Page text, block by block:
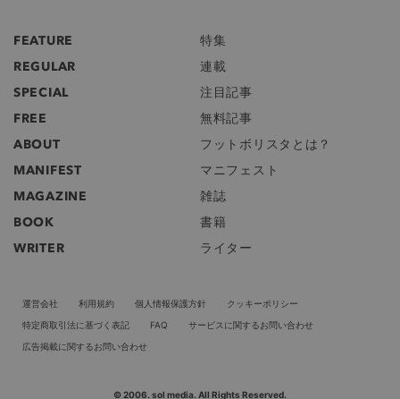
FEATURE
特集
REGULAR
連載
SPECIAL
注目記事
FREE
無料記事
ABOUT
フットボリスタとは？
MANIFEST
マニフェスト
MAGAZINE
雑誌
BOOK
書籍
WRITER
ライター
運営会社 利用規約 個人情報保護方針
クッキーポリシー
特定商取引法に基づく表記
FAQ
サービスに関するお問い合わせ
広告掲載に関するお問い合わせ
© 2006. sol media. All Rights Reserved.